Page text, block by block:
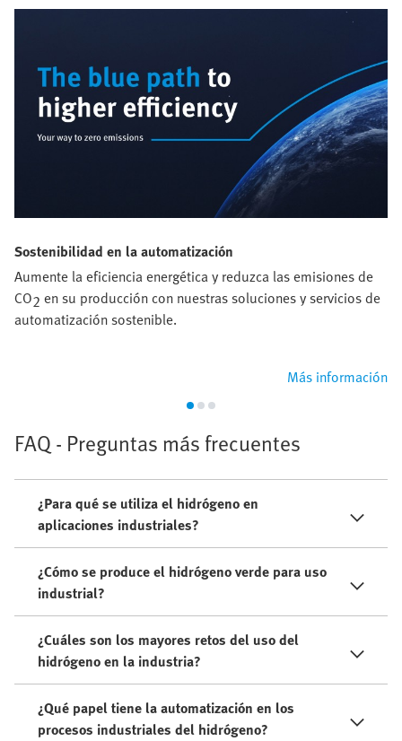
Sostenibilidad en la automatización
Aumente la eficiencia energética y reduzca las emisiones de
CO2 en su producción con nuestras soluciones y servicios de
automatización sostenible.
Más información
FAQ - Preguntas más frecuentes
¿Para qué se utiliza el hidrógeno en
aplicaciones industriales?
¿Cómo se produce el hidrógeno verde para uso
industrial?
¿Cuáles son los mayores retos del uso del
hidrógeno en la industria?
¿Qué papel tiene la automatización en los
procesos industriales del hidrógeno?